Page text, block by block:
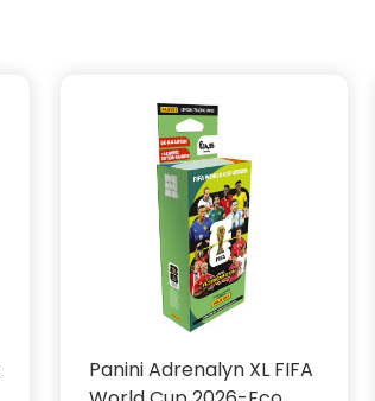
Panini Adrenalyn XL FIFA